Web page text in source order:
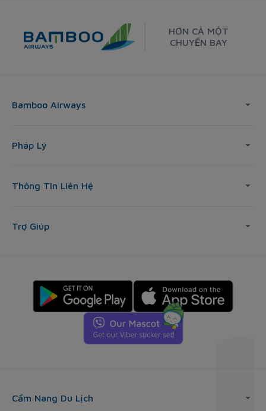
HƠN CẢ MỘT
CHUYẾN BAY
Bamboo Airways
Pháp Lý
Thông Tin Liên Hệ
Trợ Giúp
Cẩm Nang Du Lịch